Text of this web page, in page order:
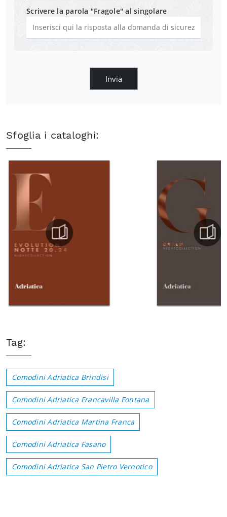
Scrivere la parola "Fragole" al singolare
Invia
Sfoglia i cataloghi:
Tag:
Comodini Adriatica Brindisi
Comodini Adriatica Francavilla Fontana
Comodini Adriatica Martina Franca
Comodini Adriatica Fasano
Comodini Adriatica San Pietro Vernotico